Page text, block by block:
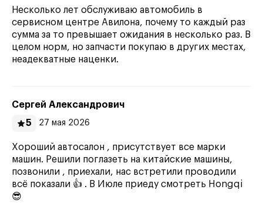
Несколько лет обслуживаю автомобиль в
сервисном центре Авилона, почему то каждый раз
сумма за то превышает ожидания в несколько раз. В
целом норм, но запчасти покупаю в других местах,
неадекватные наценки.
Сергей Александрович
5
27 мая 2026
Хороший автосалон , присутствует все марки
машин. Решили поглазеть на китайские машины,
позвонили , приехали, нас встретили проводили
всё показали 👍 . В Июле приеду смотреть Hongqi
😎